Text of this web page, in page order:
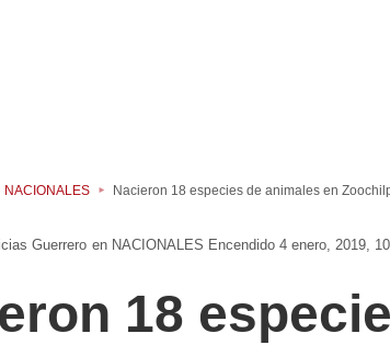
NACIONALES Nacieron 18 especies de animales en
Guerrero en NACIONALES Encendido 4 enero, 2019,
18